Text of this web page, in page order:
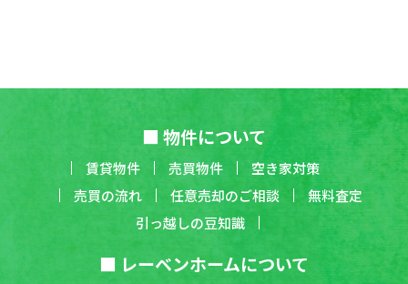
■ 物件について
賃貸物件 売買物件
空き家対策
売買の流れ
任意売却のご相談
無料査定
引っ越しの豆知識
■ レーベンホームについて